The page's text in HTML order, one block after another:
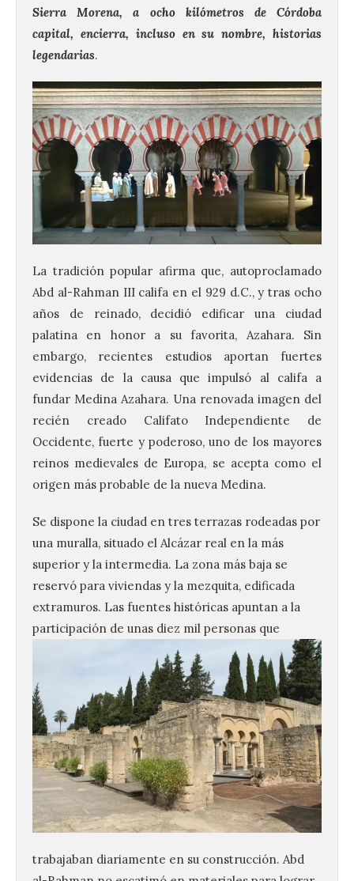
Sierra Morena, a ocho kilómetros de Córdoba
capital, encierra, incluso en su nombre, historias
legendarias.
La tradición popular afirma que, autoproclamado
Abd al-Rahman III califa en el 929 d.C., y tras ocho
años de reinado, decidió edificar una ciudad
palatina en honor a su favorita, Azahara. Sin
embargo, recientes estudios aportan fuertes
evidencias de la causa que impulsó al califa a
fundar Medina Azahara. Una renovada imagen del
recién creado Califato Independiente de
Occidente, fuerte y poderoso, uno de los mayores
reinos medievales de Europa, se acepta como el
origen más probable de la nueva Medina.
Se dispone la ciudad en tres terrazas rodeadas por
una muralla, situado el Alcázar real en la más
superior y la intermedia. La zona más baja se
reservó para viviendas y la mezquita, edificada
extramuros. Las fuentes históricas apuntan a la
participación de unas diez mil personas que
trabajaban diariamente en su construcción. Abd